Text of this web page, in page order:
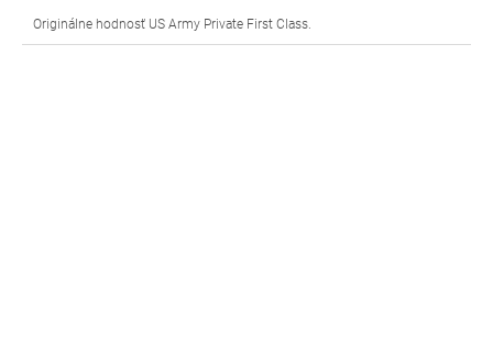
Originálne hodnosť US Army Private First Class.